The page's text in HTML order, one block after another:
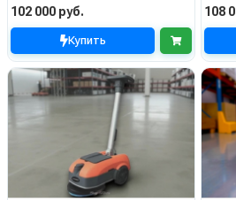
102 000 руб.
Купить
108